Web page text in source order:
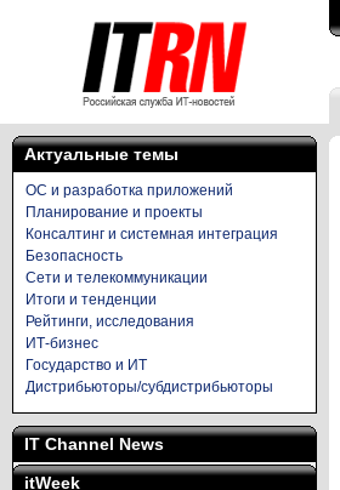
Актуальные темы
ОС и разработка приложений
Планирование и проекты
Консалтинг и системная интеграция
Безопасность
Сети и телекоммуникации
Итоги и тенденции
Рейтинги, исследования
ИТ-бизнес
Государство и ИТ
Дистрибьюторы/субдистрибьюторы
IT Channel News
itWeek